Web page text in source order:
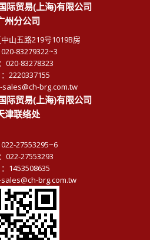
际贸易(上海)有限公司
州分公司
山五路219号1019B房
83279322~3
020-83278323
2220337155
sales@ch-brg.com.tw
际贸易(上海)有限公司
津联络处
27553295~6
022-27553293
1453508635
brg.com.tw